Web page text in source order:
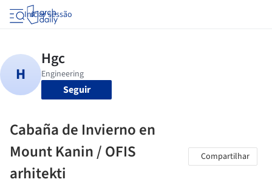
Iniciar sessão
Seguir
Cabaña de Invierno en
Mount Kanin / OFIS
arhitekti
Compartilhar